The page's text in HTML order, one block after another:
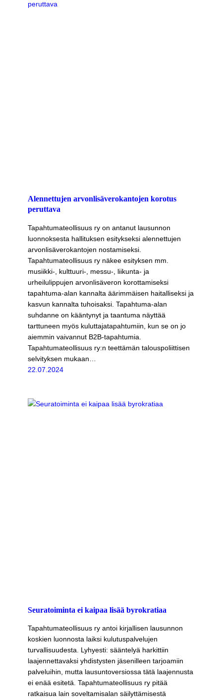
Alennettujen arvonlisäverokantojen korotus
peruttava
Tapahtumateollisuus ry on antanut lausunnon
luonnoksesta hallituksen esitykseksi alennettujen
arvonlisäverokantojen nostamiseksi.
Tapahtumateollisuus ry näkee esityksen mm.
musiikki-, kulttuuri-, messu-, liikunta- ja
urheilulippujen arvonlisäveron korottamiseksi
tapahtuma-alan kannalta äärimmäisen haitalliseksi ja
kasvun kannalta tuhoisaksi. Tapahtuma-alan
suhdanne on kääntynyt ja taantuma näyttää
tarttuneen myös kuluttajatapahtumiin, kun se on jo
aiemmin vaivannut B2B-tapahtumia.
Tapahtumateollisuus ry:n teettämän talouspoliittisen
selvityksen mukaan…
22.07.2024
Seuratoiminta ei kaipaa lisää byrokratiaa
Tapahtumateollisuus ry antoi kirjallisen lausunnon
koskien luonnosta laiksi kulutuspalvelujen
turvallisuudesta. Lyhyesti: sääntelyä harkittiin
laajennettavaksi yhdistysten jäsenilleen tarjoamiin
palveluihin, mutta lausuntoversiossa tätä laajennusta
ei enää esitetä. Tapahtumateollisuus ry pitää
ratkaisua lain soveltamisalan säilyttämisestä